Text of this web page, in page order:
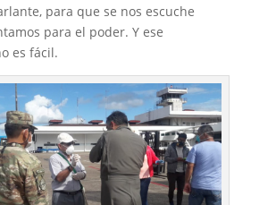
para que se nos escuche
para el poder. Y ese
es fácil.